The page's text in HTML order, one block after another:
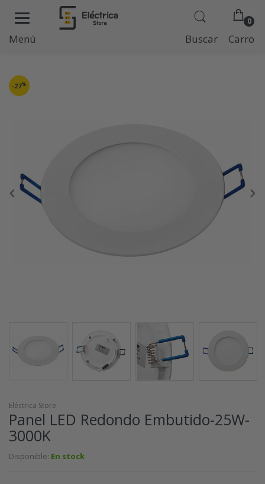
0
Menú Buscar Carro
-27%
Eléctrica Store
Panel LED Redondo Embutido-25W-
3000K
Disponible: En stock